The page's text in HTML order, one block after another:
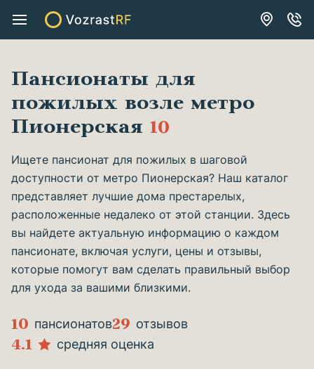
Пансионаты для
пожилых возле метро
Пионерская 10
Ищете пансионат для пожилых в шаговой
доступности от метро Пионерская? Наш каталог
представляет лучшие дома престарелых,
расположенные недалеко от этой станции. Здесь
вы найдете актуальную информацию о каждом
пансионате, включая услуги, цены и отзывы,
которые помогут вам сделать правильный выбор
для ухода за вашими близкими.
10 пансионатов29 отзывов
4.1 средняя оценка